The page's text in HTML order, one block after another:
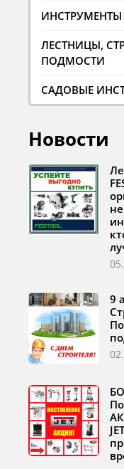
ЛЕСТНИЦЫ,
ПОДМОСТИ
САДОВЫЕ
Новости
9